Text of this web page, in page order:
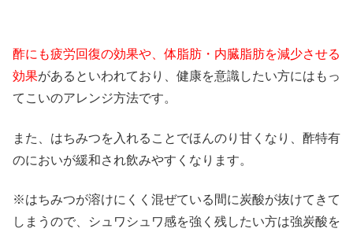
酢にも疲労回復の効果や、体脂肪・内臓脂肪を減少させる
効果があるといわれており、健康を意識したい方にはもっ
てこいのアレンジ方法です。
また、はちみつを入れることでほんのり甘くなり、酢特有
のにおいが緩和され飲みやすくなります。
※はちみつが溶けにくく混ぜている間に炭酸が抜けてきて
しまうので、シュワシュワ感を強く残したい方は強炭酸を